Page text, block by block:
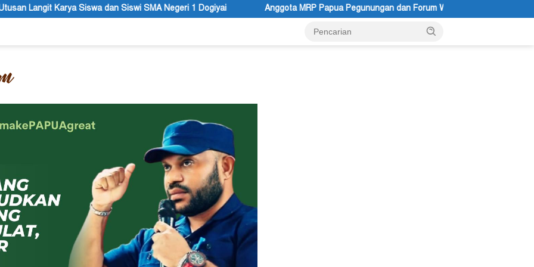
SMA Negeri 1 Dogiyai Anggota MRP Papua Pegunungan dan Forum Warga Papua Adukan Gubernur John Tabo ke KPK